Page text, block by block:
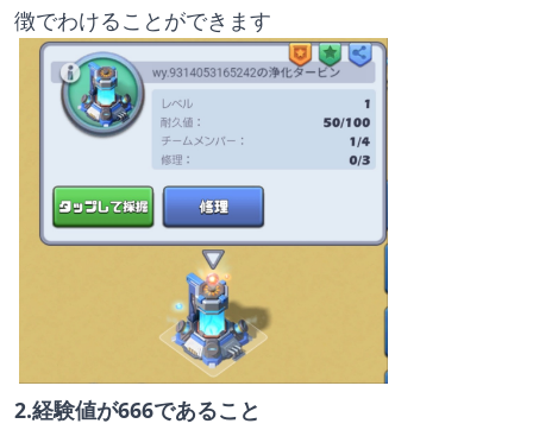
徴でわけることができます
2.経験値が666であること